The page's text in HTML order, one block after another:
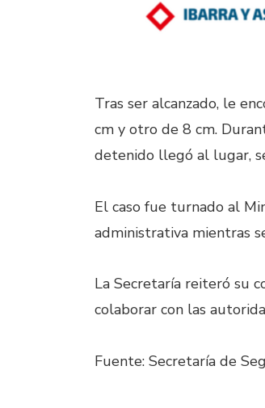
Tras ser alcanzado, le
cm y otro de 8 cm.
detenido llegó al lugar,
El caso fue turnado al
administrativa mientras
La Secretaría reiteró su
colaborar con las
Fuente: Secretaría de